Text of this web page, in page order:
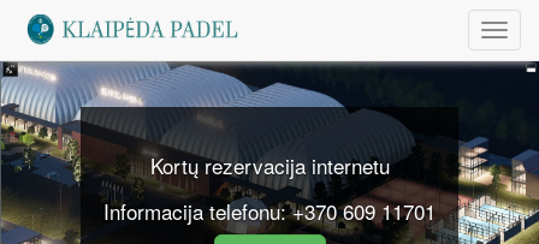
Kortų rezervacija internetu
Informacija telefonu: +370 609 11701